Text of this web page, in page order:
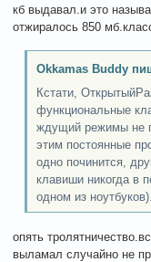
кб выдавал.и это
отжиралось 850
Okkamas Buddy
Кстати,
функциональные
ждущий режимы не
этим постоянные
одно починится,
клавиши никогда в
одном из
опять
выламал случайно не